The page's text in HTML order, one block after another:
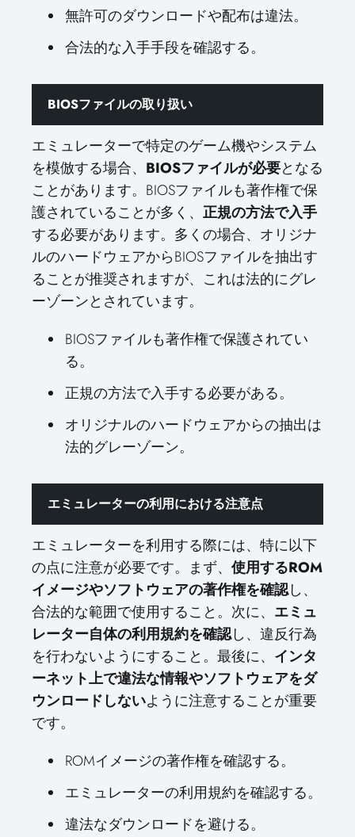
無許可のダウンロードや配布は違法。
合法的な入手手段を確認する。
BIOSファイルの取り扱い
エミュレーターで特定のゲーム機やシステム
を模倣する場合、 BIOSファイルが必要となる
ことがあります。BIOSファイルも著作権で保
護されていることが多く、 正規の方法で入手
する必要があります。多くの場合、オリジナ
ルのハードウェアからBIOSファイルを抽出す
ることが推奨されますが、これは法的にグレ
ーゾーンとされています。
BIOSファイルも著作権で保護されてい
る。
正規の方法で入手する必要がある。
オリジナルのハードウェアからの抽出は
法的グレーゾーン。
エミュレーターの利用における注意点
エミュレーターを利用する際には、特に以下
の点に注意が必要です。まず、 使用するROM
イメージやソフトウェアの著作権を確認し、
合法的な範囲で使用すること。次に、 エミュ
レーター自体の利用規約を確認し、違反行為
を行わないようにすること。最後に、 インタ
ーネット上で違法な情報やソフトウェアをダ
ウンロードしないように注意することが重要
です。
ROMイメージの著作権を確認する。
エミュレーターの利用規約を確認する。
違法なダウンロードを避ける。